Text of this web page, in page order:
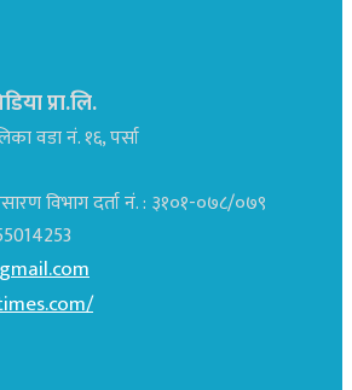
प्रा.लि.
वडा नं. १६, पर्सा
विभाग दर्ता नं. : ३१०१-०७८/०७९